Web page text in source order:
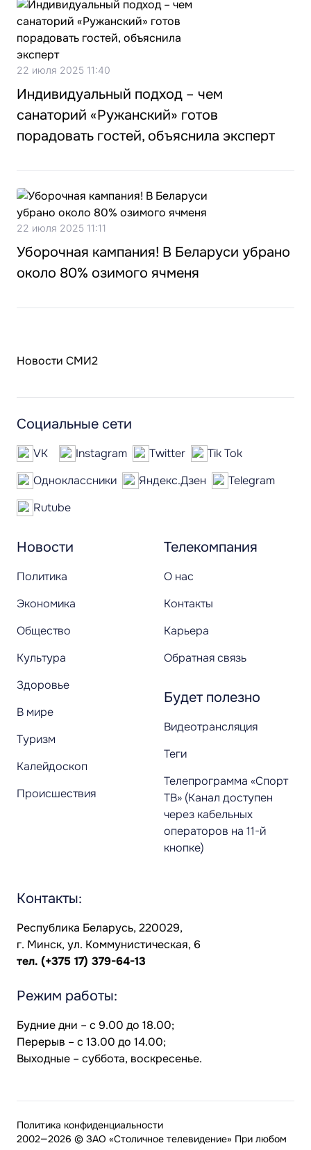
22 июля 2025 11:40
Индивидуальный подход – чем
санаторий «Ружанский» готов
порадовать гостей, объяснила эксперт
22 июля 2025 11:11
Уборочная кампания! В Беларуси убрано
около 80% озимого ячменя
Новости СМИ2
Новости
Политика
Экономика
Общество
Культура
Здоровье
В мире
Туризм
Калейдоскоп
Происшествия
Телекомпания
О нас
Контакты
Карьера
Обратная связь
Будет полезно
Видеотрансляция
Теги
Телепрограмма «Спорт
ТВ» (Канал доступен
через кабельных
операторов на 11-й
кнопке)
Социальные сети
VK Instagram Twitter
Tik Tok
Одноклассники
Яндекс.Дзен
Telegram
Rutube
Контакты:
Республика Беларусь, 220029,
г. Минск, ул. Коммунистическая, 6
тел. (+375 17) 379-64-13
Режим работы:
Будние дни – с 9.00 до 18.00;
Перерыв – с 13.00 до 14.00;
Выходные – суббота, воскресенье.
2002—2026 © ЗАО «Столичное телевидение» При любом
Политика конфиденциальности